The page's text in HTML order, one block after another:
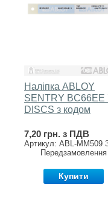
Наліпка ABLOY
SENTRY BC66EE
DISCS з кодом
7,20 грн. з ПДВ
Артикул: ABL-MM509
Передзамовлення
Купити